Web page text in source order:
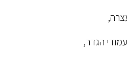
הגדר,